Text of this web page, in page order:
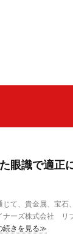
眼識で適正
て、貴金属、宝石
ナーズ株式会社 リ
続きを見る≫